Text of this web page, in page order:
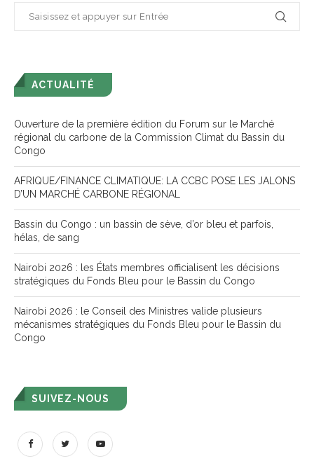
ACTUALITÉ
Ouverture de la première édition du Forum sur le Marché
régional du carbone de la Commission Climat du Bassin du
Congo
AFRIQUE/FINANCE CLIMATIQUE: LA CCBC POSE LES JALONS
D’UN MARCHÉ CARBONE RÉGIONAL
Bassin du Congo : un bassin de sève, d’or bleu et parfois,
hélas, de sang
Nairobi 2026 : les États membres officialisent les décisions
stratégiques du Fonds Bleu pour le Bassin du Congo
Nairobi 2026 : le Conseil des Ministres valide plusieurs
mécanismes stratégiques du Fonds Bleu pour le Bassin du
Congo
SUIVEZ-NOUS